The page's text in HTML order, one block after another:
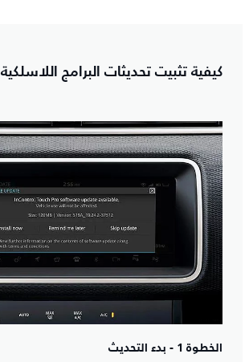
كيفية تثبيت تحديثات البرامج اللاسلكية
الخطوة 1 - بدء التحديث